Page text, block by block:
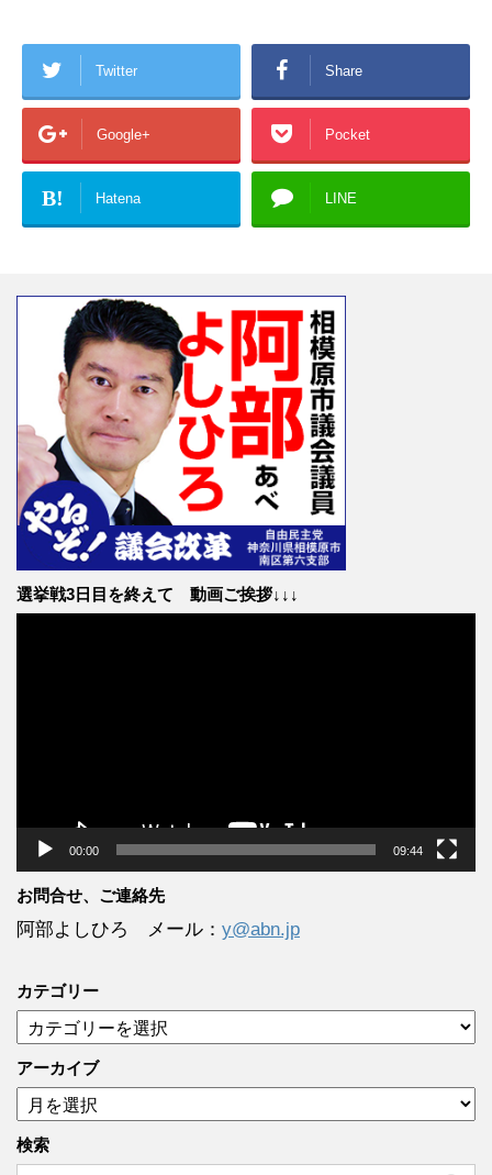
Twitter Share
Google+ Pocket
B! Hatena LINE
選挙戦3日目を終えて 動画ご挨拶↓↓↓
00:00 09:44
お問合せ、ご連絡先
阿部よしひろ メール： y@abn.jp
カテゴリー
テ
ゴ
リ
ー
アーカイブ
ア
ー
カ
イ
検索